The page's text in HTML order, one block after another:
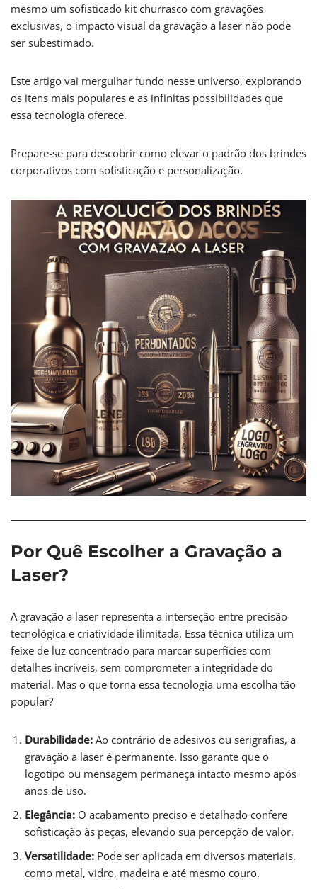
mesmo um sofisticado kit churrasco com gravações
exclusivas, o impacto visual da gravação a laser não pode
ser subestimado.
Este artigo vai mergulhar fundo nesse universo, explorando
os itens mais populares e as infinitas possibilidades que
essa tecnologia oferece.
Prepare-se para descobrir como elevar o padrão dos brindes
corporativos com sofisticação e personalização.
Por Quê Escolher a Gravação a
Laser?
A gravação a laser representa a interseção entre precisão
tecnológica e criatividade ilimitada. Essa técnica utiliza um
feixe de luz concentrado para marcar superfícies com
detalhes incríveis, sem comprometer a integridade do
material. Mas o que torna essa tecnologia uma escolha tão
popular?
Durabilidade: Ao contrário de adesivos ou serigrafias, a
gravação a laser é permanente. Isso garante que o
logotipo ou mensagem permaneça intacto mesmo após
anos de uso.
Elegância: O acabamento preciso e detalhado confere
sofisticação às peças, elevando sua percepção de valor.
Versatilidade: Pode ser aplicada em diversos materiais,
como metal, vidro, madeira e até mesmo couro.